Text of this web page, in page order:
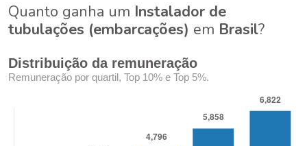
Quanto ganha um Instalador de
tubulações (embarcações) em Brasil?
Distribuição da remuneração
Remuneração por quartil, Top 10% e Top 5%.